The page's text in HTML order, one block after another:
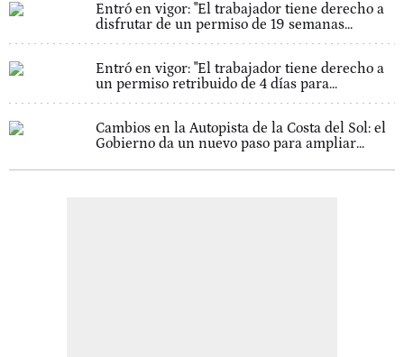
Entró en vigor: "El trabajador tiene derecho a
disfrutar de un permiso de 19 semanas...
Entró en vigor: "El trabajador tiene derecho a
un permiso retribuido de 4 días para...
Cambios en la Autopista de la Costa del Sol: el
Gobierno da un nuevo paso para ampliar...